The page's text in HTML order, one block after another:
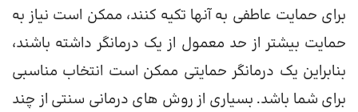
برای حمایت عاطفی به آنها تکیه کنند، ممکن است نیاز به
حمایت بیشتر از حد معمول از یک درمانگر داشته باشند،
بنابراین یک درمانگر حمایتی ممکن است انتخاب مناسبی
برای شما باشد. بسیاری از روش های درمانی سنتی از چند